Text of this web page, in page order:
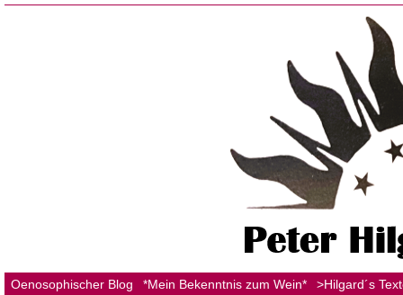
Oenosophischer Blog *Mein Bekenntnis zum Wein* >Hilgard´s